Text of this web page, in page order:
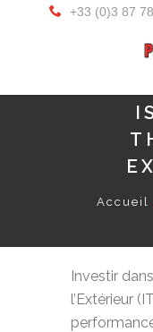
+33 (0)3 87
Accueil
Investir
l’Extérieur